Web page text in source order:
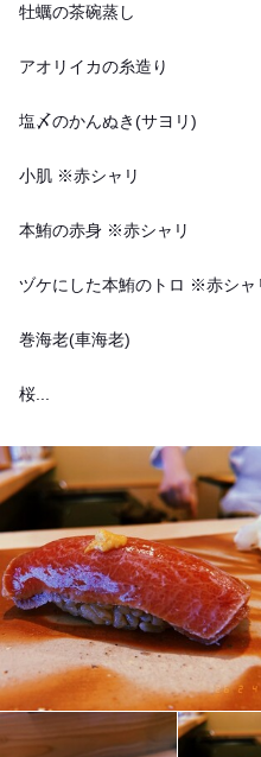
牡蠣の茶碗蒸し
アオリイカの糸造り
塩〆のかんぬき(サヨリ)
小肌 ※赤シャリ
本鮪の赤身 ※赤シャリ
ヅケにした本鮪のトロ ※赤シャ
巻海老(車海老)
桜...